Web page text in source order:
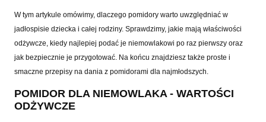
W tym artykule omówimy, dlaczego pomidory warto uwzględniać w
jadłospisie dziecka i całej rodziny. Sprawdzimy, jakie mają właściwości
odżywcze, kiedy najlepiej podać je niemowlakowi po raz pierwszy oraz
jak bezpiecznie je przygotować. Na końcu znajdziesz także proste i
smaczne przepisy na dania z pomidorami dla najmłodszych.
POMIDOR DLA NIEMOWLAKA - WARTOŚCI
ODŻYWCZE